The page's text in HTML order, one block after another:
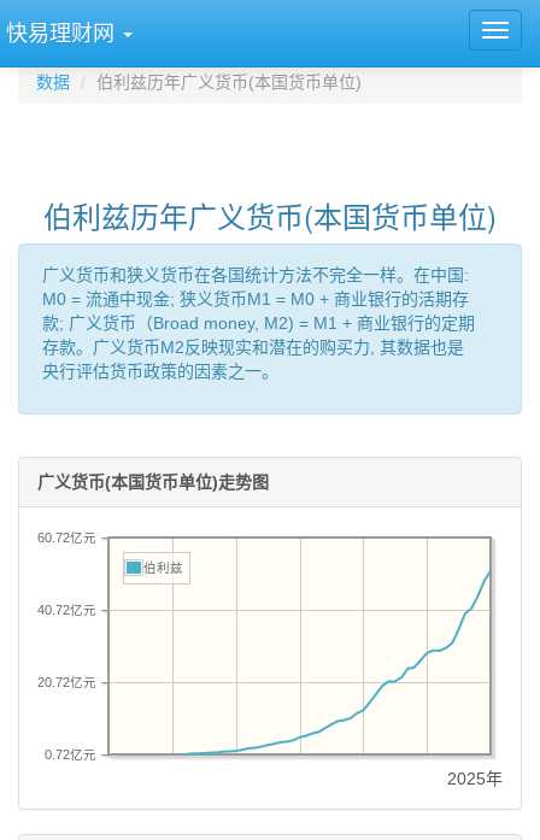
快易理财网
数据 伯利兹历年广义货币(本国货币单位)
伯利兹历年广义货币(本国货币单位)
广义货币和狭义货币在各国统计方法不完全一样。在中国:
M0 = 流通中现金; 狭义货币M1 = M0 + 商业银行的活期存
款; 广义货币（Broad money, M2) = M1 + 商业银行的定期
存款。广义货币M2反映现实和潜在的购买力, 其数据也是
央行评估货币政策的因素之一。
广义货币(本国货币单位)走势图
0.72亿元
20.72亿元
40.72亿元
60.72亿元
伯利兹
2025年